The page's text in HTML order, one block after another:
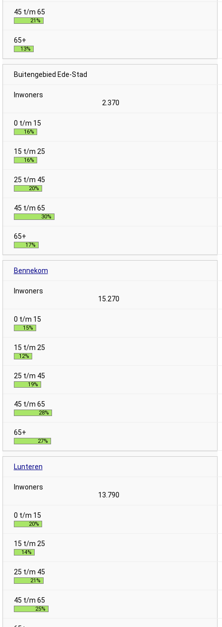
21%
13%
Buitengebied Ede-Stad
2.370
16%
16%
20%
30%
17%
Bennekom
15.270
15%
12%
19%
28%
27%
Lunteren
13.790
20%
14%
21%
25%